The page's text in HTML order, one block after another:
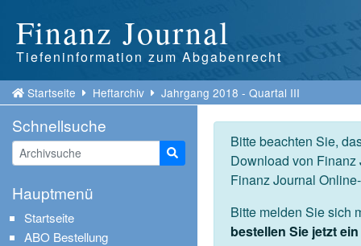
Finanz Journal
Tiefeninformation zum Abgabenrecht
Startseite Heftarchiv Jahrgang 2018 - Quartal III
Bitte beachten Sie,
Download von
Finanz Journal
Bitte melden Sie sich
bestellen Sie jetzt
Schnellsuche
Suche starten
Hauptmenü
Startseite
ABO Bestellung